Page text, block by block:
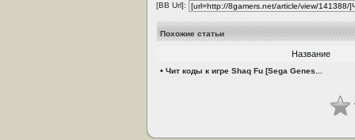
[BB Url]:
Похожие статьи
Название
• Чит коды к игре Shaq Fu [Sega Genes...